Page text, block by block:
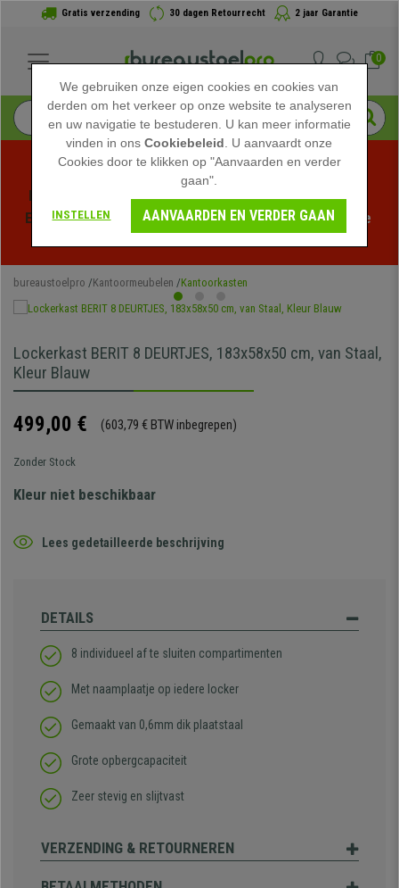
Gratis verzending 30 dagen Retourrecht 2 jaar Garantie
0
Profiteer van de Zomeruitverkoop bij bureaustoelpro!
Exclusieve kortingen voor een beperkte tijd - Bekijk de
bureaustoelpro Kantoormeubelen Kantoorkasten
Lockerkast BERIT 8 DEURTJES, 183x58x50 cm, van Staal,
Kleur Blauw
499,00 € (603,79 € BTW inbegrepen)
Zonder Stock
Kleur niet beschikbaar
Lees gedetailleerde beschrijving
DETAILS
8 individueel af te sluiten compartimenten
Met naamplaatje op iedere locker
Gemaakt van 0,6mm dik plaatstaal
Grote opbergcapaciteit
Zeer stevig en slijtvast
VERZENDING & RETOURNEREN
We gebruiken onze eigen cookies en cookies van
derden om het verkeer op onze website te analyseren
en uw navigatie te bestuderen. U kan meer informatie
vinden in onsCookiebeleid . U aanvaardt onze
Cookies door te klikken op "Aanvaarden en verder
gaan".
INSTELLEN AANVAARDEN EN VERDER GAAN